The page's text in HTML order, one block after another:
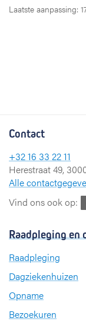
Laatste aanpassing:
Contact
+32 16 33 22 11
Herestraat 49,
Alle
Vind ons ook op:
Raadpleging en
Raadpleging
Dagziekenhuizen
Opname
Bezoekuren